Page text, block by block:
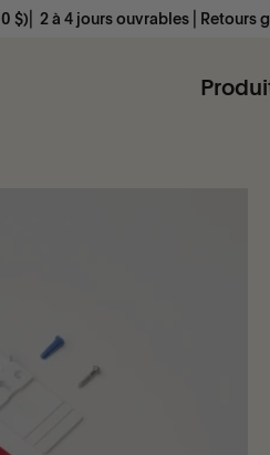
ouvrables ⎜Retours gratuits